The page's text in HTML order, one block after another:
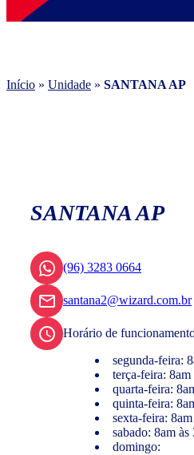
Início » Unidade » SANTANA AP
SANTANA AP
(96) 3283 0664
santana2@wizard.com.br
Horário de
segunda-feira:
terça-feira: 8am
quarta-feira:
quinta-feira:
sexta-feira:
sabado: 8am às
domingo: